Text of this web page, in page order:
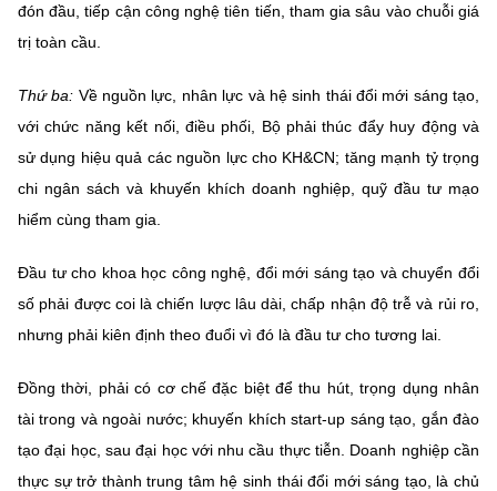
đón đầu, tiếp cận công nghệ tiên tiến, tham gia sâu vào chuỗi giá
trị toàn cầu.
Thứ ba: Về nguồn lực, nhân lực và hệ sinh thái đổi mới sáng tạo,
với chức năng kết nối, điều phối, Bộ phải thúc đẩy huy động và
sử dụng hiệu quả các nguồn lực cho KH&CN; tăng mạnh tỷ trọng
chi ngân sách và khuyến khích doanh nghiệp, quỹ đầu tư mạo
hiểm cùng tham gia.
Đầu tư cho khoa học công nghệ, đổi mới sáng tạo và chuyển đổi
số phải được coi là chiến lược lâu dài, chấp nhận độ trễ và rủi ro,
nhưng phải kiên định theo đuổi vì đó là đầu tư cho tương lai.
Đồng thời, phải có cơ chế đặc biệt để thu hút, trọng dụng nhân
tài trong và ngoài nước; khuyến khích start-up sáng tạo, gắn đào
tạo đại học, sau đại học với nhu cầu thực tiễn. Doanh nghiệp cần
thực sự trở thành trung tâm hệ sinh thái đổi mới sáng tạo, là chủ